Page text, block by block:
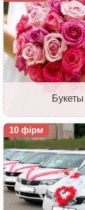
Букеты
10 фірм